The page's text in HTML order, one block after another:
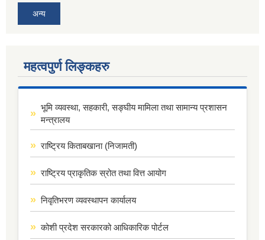
अन्य
महत्वपुर्ण लिङ्कहरु
भूमि व्यवस्था, सहकारी, सङ्घीय मामिला तथा सामान्य प्रशासन
मन्त्रालय
राष्ट्रिय किताबखाना (निजामती)
राष्ट्रिय प्राकृतिक स्रोत तथा वित्त आयोग
निवृतिभरण व्यवस्थापन कार्यालय
कोशी प्रदेश सरकारको आधिकारिक पोर्टल